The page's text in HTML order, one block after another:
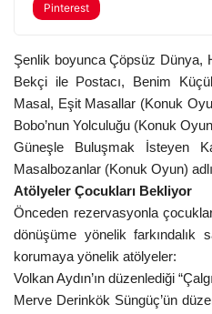
Pinterest
Şenlik boyuncaÇöpsüz Dünya,
Bekçi ile Postacı, Benim
Masal, Eşit Masallar (Konuk
Bobo’nun Yolculuğu (Konuk
Güneşle Buluşmak İsteyen
Masalbozanlar (Konuk Oyun)
Atölyeler Çocukları Bekliyor
Önceden rezervasyonla
dönüşüme yönelik farkındalık
korumaya yönelik atölyeler:
Volkan Aydın’ın düzenlediği
Merve Derinkök Süngüç’ün